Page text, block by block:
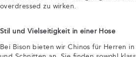
overdressed zu wirken.
Stil und Vielseitigkeit in einer Hose
Bei Bison bieten wir Chinos für Herren